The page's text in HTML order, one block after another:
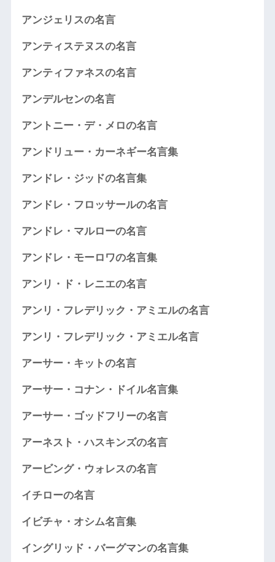
アンジェリスの名言
アンティステヌスの名言
アンティファネスの名言
アンデルセンの名言
アントニー・デ・メロの名言
アンドリュー・カーネギー名言集
アンドレ・ジッドの名言集
アンドレ・フロッサールの名言
アンドレ・マルローの名言
アンドレ・モーロワの名言集
アンリ・ド・レニエの名言
アンリ・フレデリック・アミエルの名言
アンリ・フレデリック・アミエル名言
アーサー・キットの名言
アーサー・コナン・ドイル名言集
アーサー・ゴッドフリーの名言
アーネスト・ハスキンズの名言
アービング・ウォレスの名言
イチローの名言
イビチャ・オシム名言集
イングリッド・バーグマンの名言集